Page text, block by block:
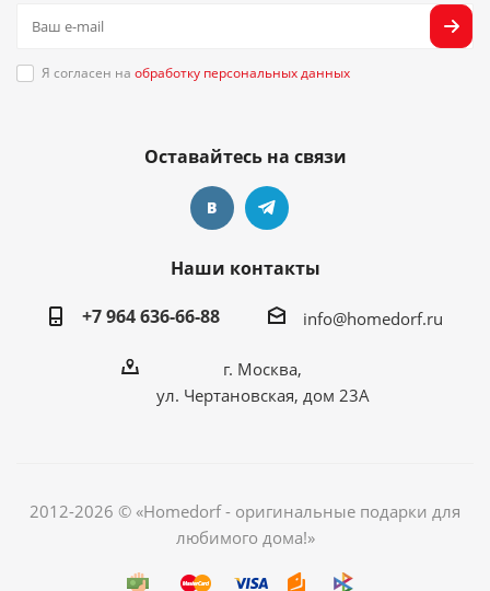
Я согласен на обработку персональных данных
Оставайтесь на связи
Наши контакты
+7 964 636-66-88
info@homedorf.ru
г. Москва,
ул. Чертановская, дом 23А
2012-2026 © «Homedorf - оригинальные подарки для
любимого дома!»